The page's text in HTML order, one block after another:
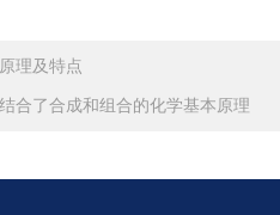
理及特点
合了合成和组合的化学基本原理